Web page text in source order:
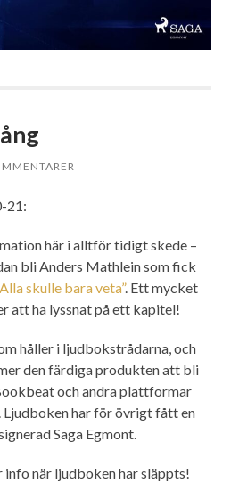
21:
här i alltför tidigt skede –
bli Anders Mathlein som fick
skulle bara veta”. Ett mycket
att ha lyssnat på ett kapitel!
håller i ljudboks­trådarna, och
den färdiga produkten att bli
och andra plattformar
Ljudboken har för övrigt fått en
Saga Egmont.
när ljudboken har släppts!